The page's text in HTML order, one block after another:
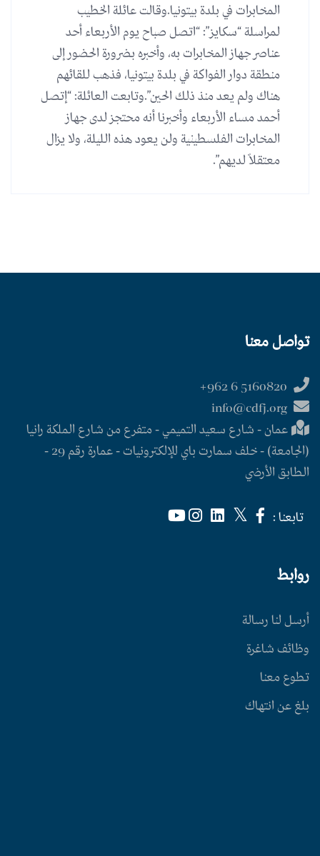
المخابرات في بلدة بيتونيا. وقالت عائلة الخطيب
لمراسلة “سكايز”: “اتصل صباح يوم الأربعاء أحد
عناصر جهاز المخابرات به، وأخبره بضرورة الحضور إلى
منطقة دوار الفواكة في بلدة بيتونيا، فذهب للقائهم
هناك ولم يعد منذ ذلك الحين”. وتابعت العائلة: “إتصل
أحمد مساء الأربعاء وأخبرنا أنه محتجز لدى جهاز
المخابرات الفلسطينية ولن يعود هذه الليلة، ولا يزال
معتقلاً لديهم”.
تواصل معنا
عمان - شارع سعيد التميمي - متفرع من شارع الملكة رانيا
(الجامعة) - خلف سمارت باي للإلكترونيات - عمارة رقم 29 -
الطابق الأرضي
تابعنا :
روابط
أرسل لنا رسالة
وظائف شاغرة
تطوع معنا
بلغ عن انتهاك